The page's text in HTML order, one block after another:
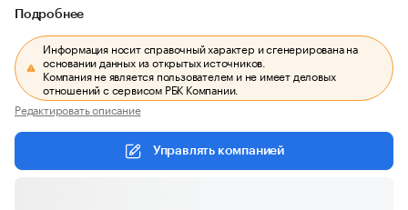
Подробнее
Информация носит справочный характер и сгенерирована на
основании данных из открытых источников.
Компания не является пользователем и не имеет деловых
отношений с сервисом РБК Компании.
Редактировать описание
Управлять компанией